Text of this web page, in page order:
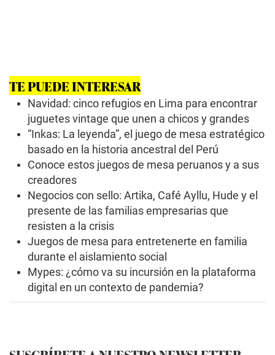
n
u
TE PUEDE INTERESAR
Navidad: cinco refugios en Lima para encontrar
juguetes vintage que unen a chicos y grandes
“Inkas: La leyenda”, el juego de mesa estratégico
basado en la historia ancestral del Perú
Conoce estos juegos de mesa peruanos y a sus
creadores
Negocios con sello: Artika, Café Ayllu, Hude y el
presente de las familias empresarias que
resisten a la crisis
Juegos de mesa para entretenerte en familia
durante el aislamiento social
Mypes: ¿cómo va su incursión en la plataforma
digital en un contexto de pandemia?